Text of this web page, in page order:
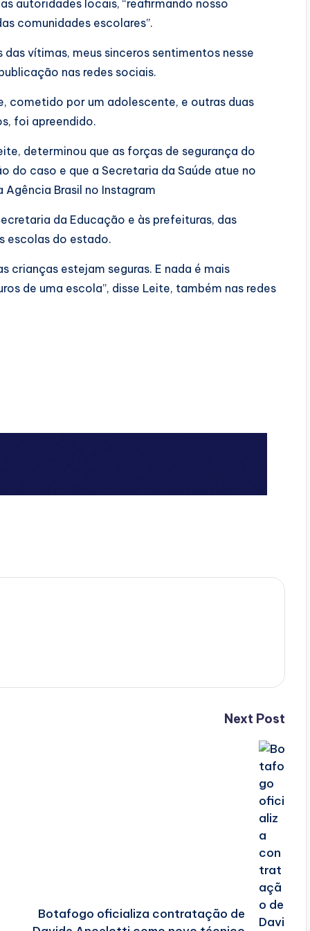
autoridades locais, “reafirmando nosso
comunidades escolares”.
vítimas, meus sinceros sentimentos nesse
nas redes sociais.
cometido por um adolescente, e outras duas
foi apreendido.
determinou que as forças de segurança do
caso e que a Secretaria da Saúde atue no
Brasil no Instagram
da Educação e às prefeituras, das
escolas do estado.
crianças estejam seguras. E nada é mais
de uma escola”, disse Leite, também nas redes
Next Post
Botafogo oficializa contratação de